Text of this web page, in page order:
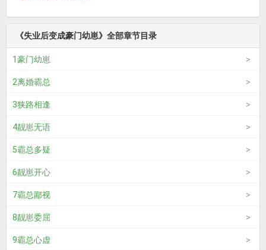
《失业后变成豪门幼崽》全部章节目录
1豪门幼崽
2离婚霸总
3狭路相逢
4靓崽无语
5霸总多疑
6靓崽开心
7霸总鄙视
8靓崽委屈
9霸总心虚